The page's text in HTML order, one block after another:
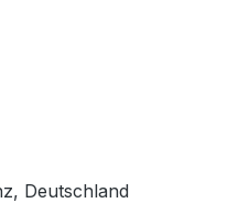
Deutschland